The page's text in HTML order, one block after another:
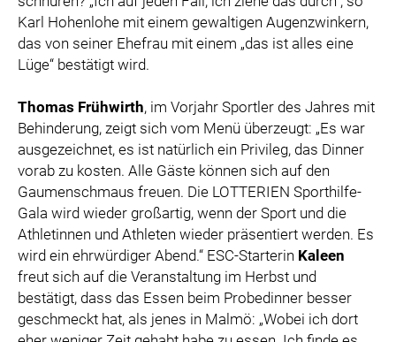
Karl Hohenlohe mit einem gewaltigen Augenzwinkern,
das von seiner Ehefrau mit einem „das ist alles eine
Lüge“ bestätigt wird.
Thomas Frühwirth, im Vorjahr Sportler des Jahres mit
Behinderung, zeigt sich vom Menü überzeugt: „Es war
ausgezeichnet, es ist natürlich ein Privileg, das Dinner
vorab zu kosten. Alle Gäste können sich auf den
Gaumenschmaus freuen. Die LOTTERIEN Sporthilfe-
Gala wird wieder großartig, wenn der Sport und die
Athletinnen und Athleten wieder präsentiert werden. Es
wird ein ehrwürdiger Abend.“ ESC-Starterin Kaleen
freut sich auf die Veranstaltung im Herbst und
bestätigt, dass das Essen beim Probedinner besser
geschmeckt hat, als jenes in Malmö: „Wobei ich dort